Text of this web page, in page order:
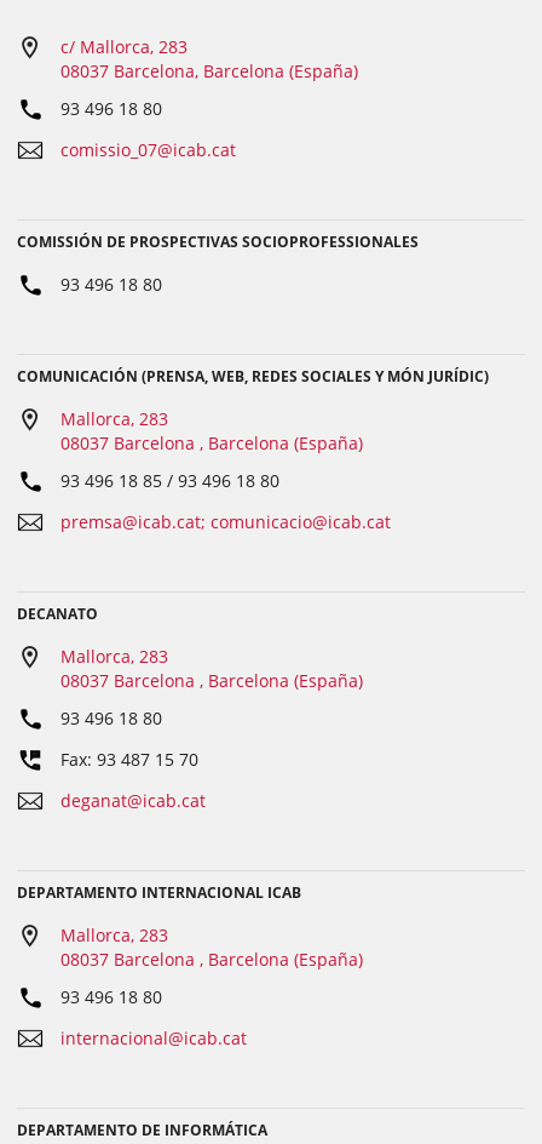
c/ Mallorca, 283
08037 Barcelona, Barcelona (España)
93 496 18 80
comissio_07@icab.cat
COMISSIÓN DE PROSPECTIVAS SOCIOPROFESSIONALES
93 496 18 80
COMUNICACIÓN (PRENSA, WEB, REDES SOCIALES Y MÓN JURÍDIC)
Mallorca, 283
08037 Barcelona , Barcelona (España)
93 496 18 85 / 93 496 18 80
premsa@icab.cat; comunicacio@icab.cat
DECANATO
Mallorca, 283
08037 Barcelona , Barcelona (España)
93 496 18 80
Fax: 93 487 15 70
deganat@icab.cat
DEPARTAMENTO INTERNACIONAL ICAB
Mallorca, 283
08037 Barcelona , Barcelona (España)
93 496 18 80
internacional@icab.cat
DEPARTAMENTO DE INFORMÁTICA